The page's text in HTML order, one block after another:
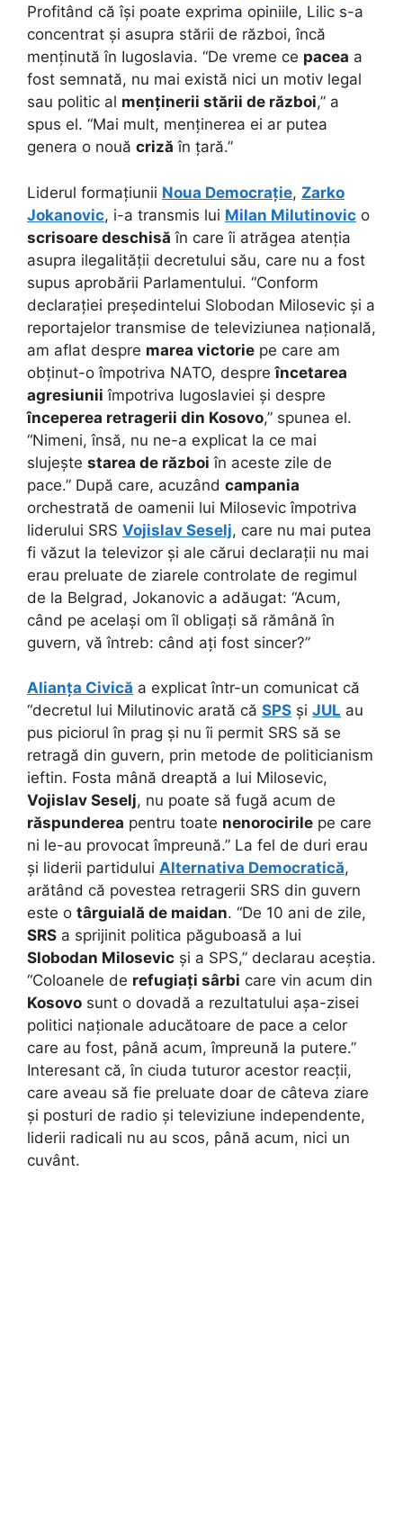
Profitând că își poate exprima opiniile, Lilic s-a
concentrat și asupra stării de război, încă
menținută în Iugoslavia. “De vreme ce pacea a
fost semnată, nu mai există nici un motiv legal
sau politic al menținerii stării de război,” a
spus el. “Mai mult, menținerea ei ar putea
genera o nouă criză în țară.”
Liderul formațiunii Noua Democrație, Zarko
Jokanovic, i-a transmis lui Milan Milutinovic o
scrisoare deschisă în care îi atrăgea atenția
asupra ilegalității decretului său, care nu a fost
supus aprobării Parlamentului. “Conform
declarației președintelui Slobodan Milosevic și a
reportajelor transmise de televiziunea națională,
am aflat despre marea victorie pe care am
obținut-o împotriva NATO, despreîncetarea
agresiunii împotriva Iugoslaviei și despre
începerea retragerii din Kosovo,” spunea el.
“Nimeni, însă, nu ne-a explicat la ce mai
slujește starea de război în aceste zile de
pace.” După care, acuzând campania
orchestrată de oamenii lui Milosevic împotriva
liderului SRS Vojislav Seselj, care nu mai putea
fi văzut la televizor și ale cărui declarații nu mai
erau preluate de ziarele controlate de regimul
de la Belgrad, Jokanovic a adăugat: “Acum,
când pe același om îl obligați să rămână în
guvern, vă întreb: când ați fost sincer?”
Alianța Civică a explicat într-un comunicat că
“decretul lui Milutinovic arată că SPS și JUL au
pus piciorul în prag și nu îi permit SRS să se
retragă din guvern, prin metode de politicianism
ieftin. Fosta mână dreaptă a lui Milosevic,
Vojislav Seselj, nu poate să fugă acum de
răspunderea pentru toate nenorocirile pe care
ni le-au provocat împreună.” La fel de duri erau
și liderii partidului Alternativa Democratică,
arătând că povestea retragerii SRS din guvern
este o târguială de maidan. “De 10 ani de zile,
SRS a sprijinit politica păguboasă a lui
Slobodan Milosevic și a SPS,” declarau aceștia.
“Coloanele de refugiați sârbi care vin acum din
Kosovo sunt o dovadă a rezultatului așa-zisei
politici naționale aducătoare de pace a celor
care au fost, până acum, împreună la putere.”
Interesant că, în ciuda tuturor acestor reacții,
care aveau să fie preluate doar de câteva ziare
și posturi de radio și televiziune independente,
liderii radicali nu au scos, până acum, nici un
cuvânt.